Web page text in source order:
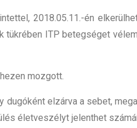
2018.05.11.-én
tükrében ITP betegséget
mozgott.
dugóként elzárva a sebet,
életveszélyt jelenthet